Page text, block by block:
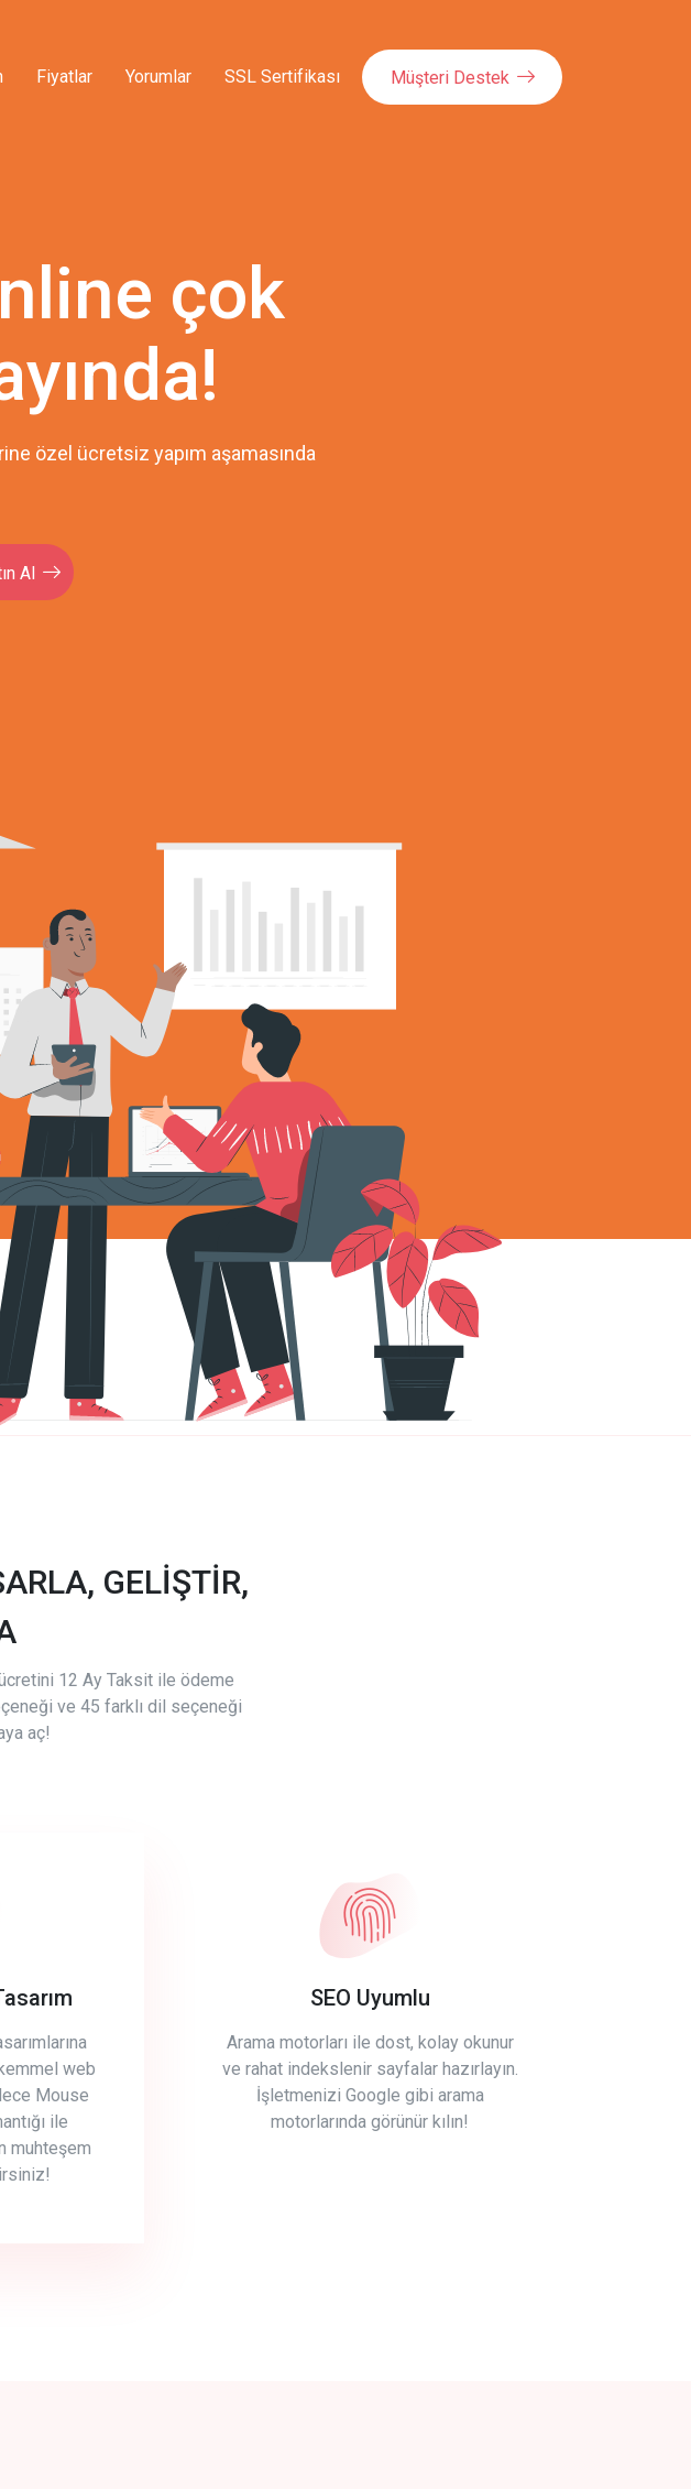
Fiyatlar Yorumlar SSL Sertifikası Müşteri Destek
çok
özel ücretsiz yapım aşamasında
Al
GELİŞTİR,
12 Ay Taksit ile ödeme
ve 45 farklı dil seçeneği
aç!
web
Mouse
ile
muhteşem
SEO Uyumlu
Arama motorları ile dost, kolay okunur
ve rahat indekslenir sayfalar hazırlayın.
İşletmenizi Google gibi arama
motorlarında görünür kılın!